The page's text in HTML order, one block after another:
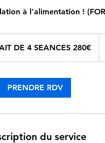
à l'alimentation !
DE 4 SEANCES 280€
PRENDRE RDV
du service